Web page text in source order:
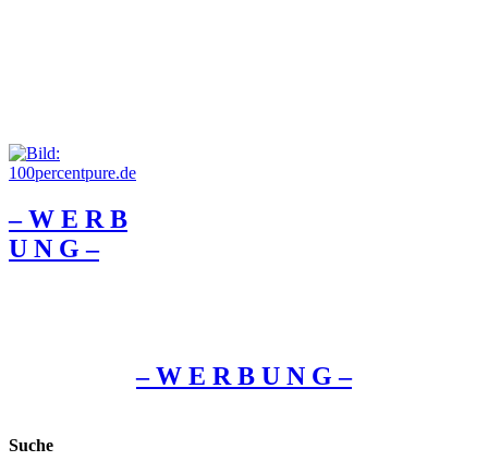
– W Ε R Β
U Ν G –
– W Ε R Β U Ν G –
Suche